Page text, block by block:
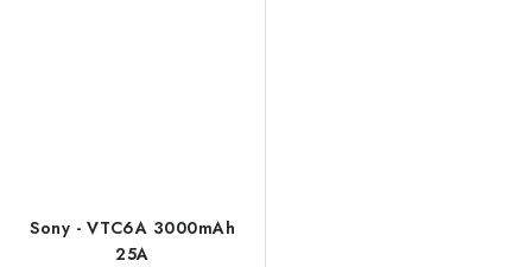
Sony - VTC6A 3000mAh
25A